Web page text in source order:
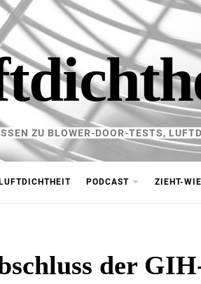
ZU BLOWER-DOOR-TESTS,
LUFTDICHTHEIT PODCAST ZIEHT-
der